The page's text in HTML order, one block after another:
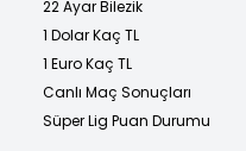
22 Ayar Bilezik
1 Dolar Kaç TL
1 Euro Kaç TL
Canlı Maç Sonuçları
Süper Lig Puan Durumu